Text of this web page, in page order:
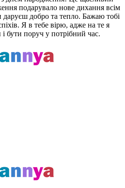
подарувало нове дихання всім
добро та тепло. Бажаю тобі
Я в тебе вірю, адже на те я
бути поруч у потрібний час.